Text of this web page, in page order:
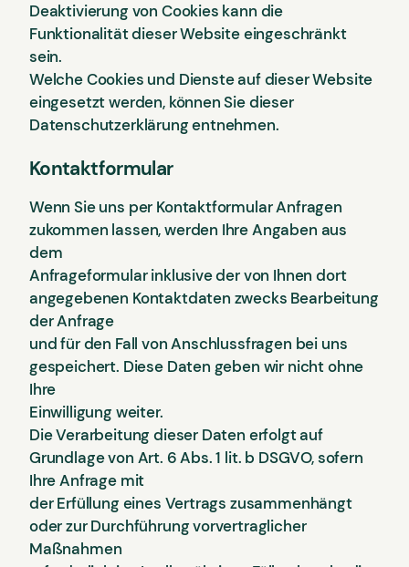
Deaktivierung von Cookies kann die
Funktionalität dieser Website eingeschränkt
sein.
Welche Cookies und Dienste auf dieser Website
eingesetzt werden, können Sie dieser
Datenschutzerklärung entnehmen.
Kontaktformular
Wenn Sie uns per Kontaktformular Anfragen
zukommen lassen, werden Ihre Angaben aus
dem
Anfrageformular inklusive der von Ihnen dort
angegebenen Kontaktdaten zwecks Bearbeitung
der Anfrage
und für den Fall von Anschlussfragen bei uns
gespeichert. Diese Daten geben wir nicht ohne
Ihre
Einwilligung weiter.
Die Verarbeitung dieser Daten erfolgt auf
Grundlage von Art. 6 Abs. 1 lit. b DSGVO, sofern
Ihre Anfrage mit
der Erfüllung eines Vertrags zusammenhängt
oder zur Durchführung vorvertraglicher
Maßnahmen